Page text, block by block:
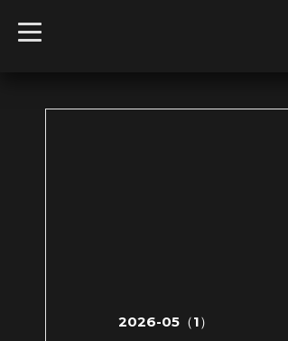
t
o
2026-05（1）